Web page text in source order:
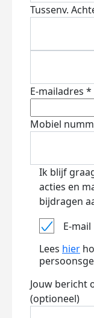
Tussenv.
E-mailadres *
Mobiel
Ik blijf
acties en
bijdragen
E-mail
Lees hier
Jouw bericht
(optioneel)